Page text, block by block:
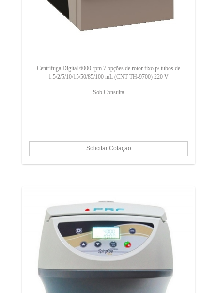
Centrífuga Digital 6000 rpm 7 opções de rotor fixo p/ tubos de
1.5/2/5/10/15/50/85/100 mL (CNT TH-9700) 220 V
Sob Consulta